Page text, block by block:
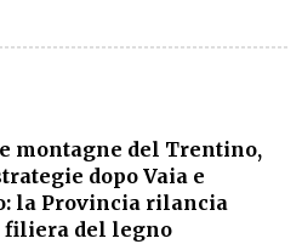
montagne del Trentino,
dopo Vaia e
la Provincia rilancia
filiera del legno